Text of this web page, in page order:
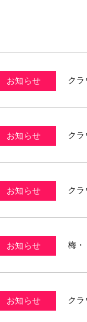
お知らせ ク
お知らせ ク
お知らせ ク
お知らせ 梅・
お知らせ ク